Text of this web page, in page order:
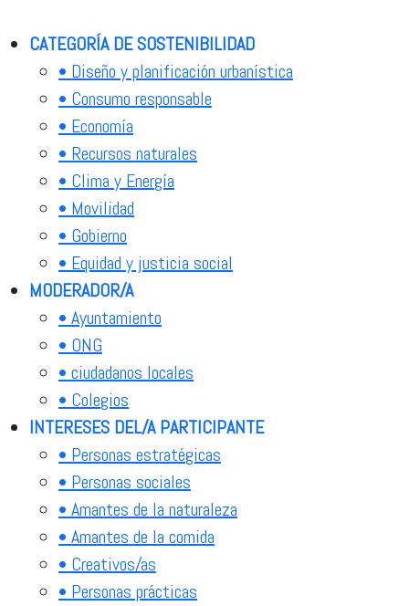
CATEGORÍA DE SOSTENIBILIDAD
• Diseño y planificación urbanística
• Consumo responsable
• Economía
• Recursos naturales
• Clima y Energía
• Movilidad
• Gobierno
• Equidad y justicia social
MODERADOR/A
• Ayuntamiento
• ONG
• ciudadanos locales
• Colegios
INTERESES DEL/A PARTICIPANTE
• Personas estratégicas
• Personas sociales
• Amantes de la naturaleza
• Amantes de la comida
• Creativos/as
• Personas prácticas